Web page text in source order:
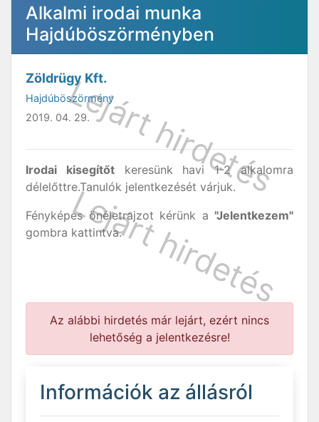
Alkalmi irodai munka
Hajdúböszörményben
Zöldrügy Kft.
Hajdúböszörmény
2019. 04. 29.
Irodai kisegítőtkeresünk havi 1-2 alkalomra
délelőttre.Tanulók jelentkezését várjuk.
Fényképes önéletrajzot kérünk a "Jelentkezem"
gombra kattintva.
Az alábbi hirdetés már lejárt, ezért nincs
lehetőség a jelentkezésre!
Információk az állásról